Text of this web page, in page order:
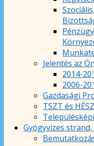
Jelentés az
2014-
2006-
Gazdasági
TSZT és
Gyógyvizes